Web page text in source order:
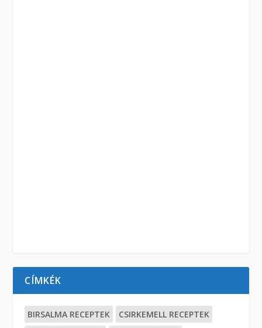
CÍMKÉK
BIRSALMA RECEPTEK
CSIRKEMELL RECEPTEK